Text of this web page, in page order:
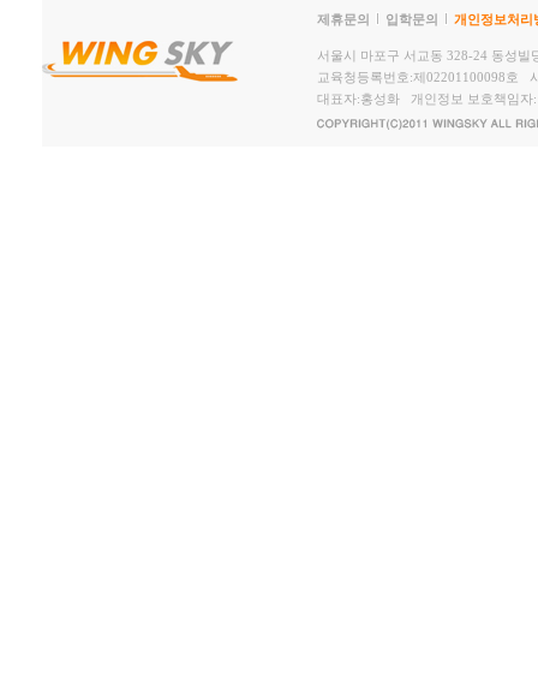
제휴문의 입학문의 개인정보처리
서울시 마포구 서교동 328-24 동성
교육청등록번호:제02201100098호
대표자:홍성화 개인정보 보호책임자